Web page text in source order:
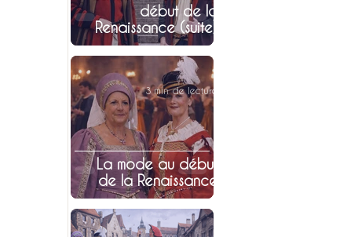
début de la
Renaissance (suite)
La mode au début
de la Renaissance
3 min de lecture